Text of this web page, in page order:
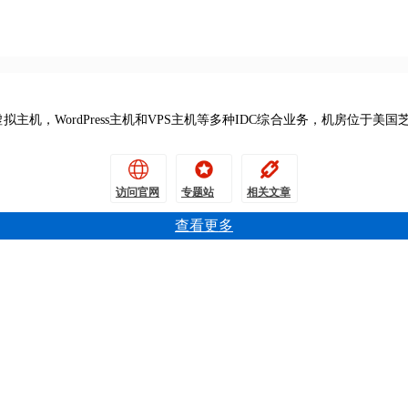
主机，WordPress主机和VPS主机等多种IDC综合业务，机房位于美
访问官网 专题站 相关文章
查看更多